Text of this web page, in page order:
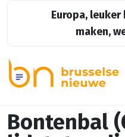
Europa,
maken,
Bontenbal